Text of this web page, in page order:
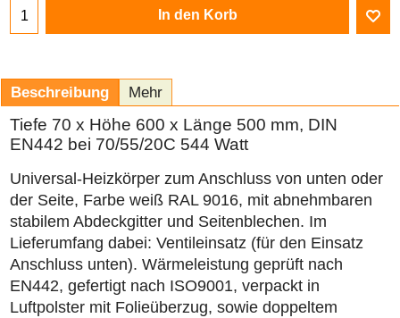
In den Korb
Beschreibung Mehr
Tiefe 70 x Höhe 600 x Länge 500 mm, DIN
EN442 bei 70/55/20C 544 Watt
Universal-Heizkörper zum Anschluss von unten oder
der Seite, Farbe weiß RAL 9016, mit abnehmbaren
stabilem Abdeckgitter und Seitenblechen. Im
Lieferumfang dabei: Ventileinsatz (für den Einsatz
Anschluss unten). Wärmeleistung geprüft nach
EN442, gefertigt nach ISO9001, verpackt in
Luftpolster mit Folieüberzug, sowie doppeltem